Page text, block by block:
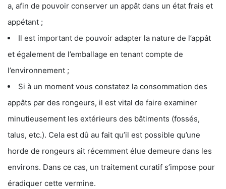
a, afin de pouvoir conserver un appât dans un état frais et
appétant ;
Il est important de pouvoir adapter la nature de l’appât
et également de l’emballage en tenant compte de
l’environnement ;
Si à un moment vous constatez la consommation des
appâts par des rongeurs, il est vital de faire examiner
minutieusement les extérieurs des bâtiments (fossés,
talus, etc.). Cela est dû au fait qu’il est possible qu’une
horde de rongeurs ait récemment élue demeure dans les
environs. Dans ce cas, un traitement curatif s’impose pour
éradiquer cette vermine.